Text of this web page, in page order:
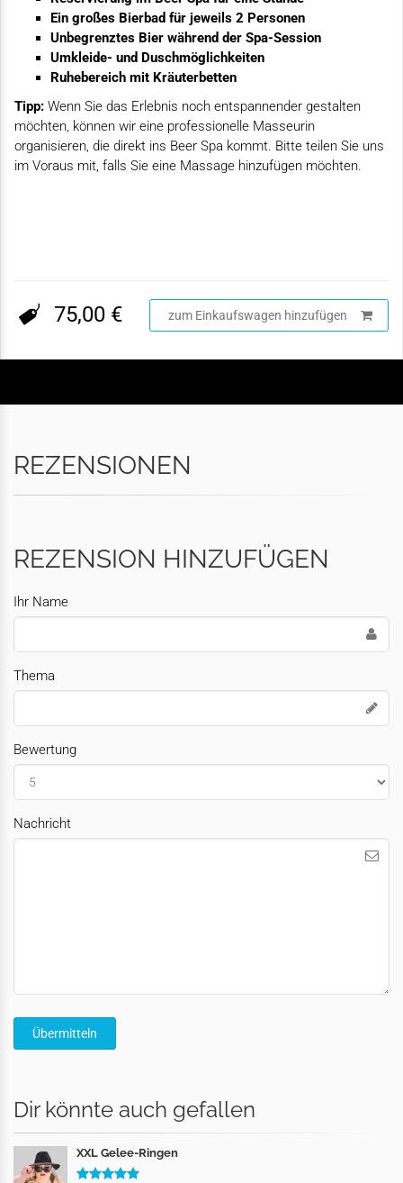
Ein großes Bierbad für jeweils 2 Personen
Unbegrenztes Bier während der Spa-Session
Umkleide- und Duschmöglichkeiten
Ruhebereich mit Kräuterbetten
Tipp: Wenn Sie das Erlebnis noch entspannender gestalten
möchten, können wir eine professionelle Masseurin
organisieren, die direkt ins Beer Spa kommt. Bitte teilen Sie uns
im Voraus mit, falls Sie eine Massage hinzufügen möchten.
75,00 € zum Einkaufswagen hinzufügen
REZENSIONEN
REZENSION HINZUFÜGEN
Ihr Name
Thema
Bewertung
Nachricht
Dir könnte auch gefallen
XXL Gelee-Ringen